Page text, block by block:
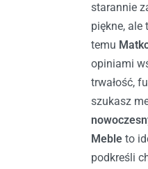
starannie
piękne, ale
temu
opiniami
trwałość,
szukasz
Meble to
podkreśli